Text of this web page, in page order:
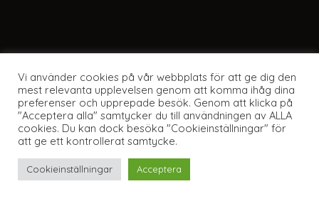
Webbplats av Knockout Webbyrå
Vi använder cookies på vår webbplats för att ge dig den
mest relevanta upplevelsen genom att komma ihåg dina
preferenser och upprepade besök. Genom att klicka på
"Acceptera alla" samtycker du till användningen av ALLA
cookies. Du kan dock besöka "Cookieinställningar" för
att ge ett kontrollerat samtycke.
Cookieinställningar Acceptera